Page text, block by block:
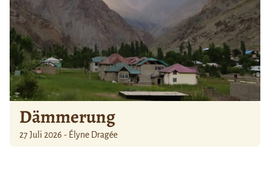
Dämmerung
27 Juli 2026 - Élyne Dragée